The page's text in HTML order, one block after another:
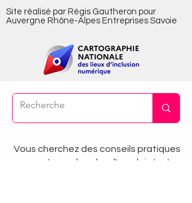
Site réalisé par Régis Gautheron pour
Auvergne Rhône-Alpes Entreprises Savoie
Vous cherchez des conseils pratiques
pour votre recherche d'emploi c'est